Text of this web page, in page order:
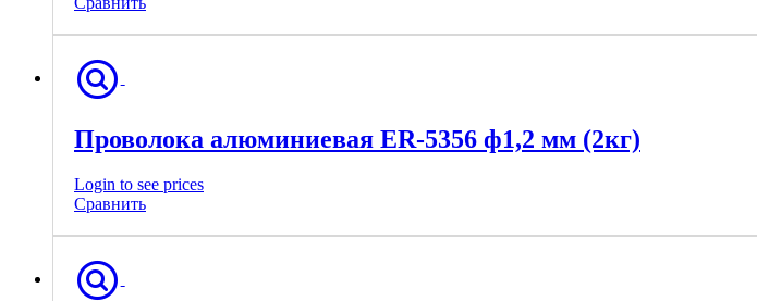
Проволока алюминиевая ER-5356 ф1,2 мм (2кг)
Login to see prices
Сравнить